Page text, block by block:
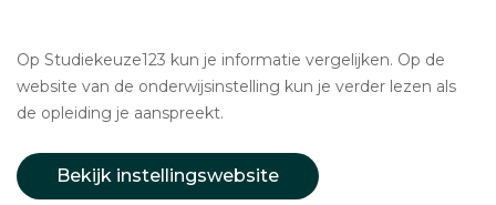
Op Studiekeuze123 kun je informatie vergelijken. Op de
website van de onderwijsinstelling kun je verder lezen als
de opleiding je aanspreekt.
Bekijk instellingswebsite